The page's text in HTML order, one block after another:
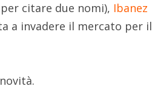
citare due nomi), Ibanez
a invadere il mercato per il